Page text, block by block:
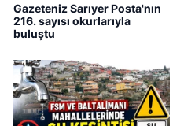
Gazeteniz Sarıyer Posta'nın
216. sayısı okurlarıyla
buluştu